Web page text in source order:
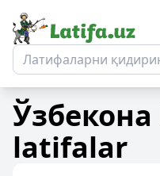
Ўзбекона
latifalar